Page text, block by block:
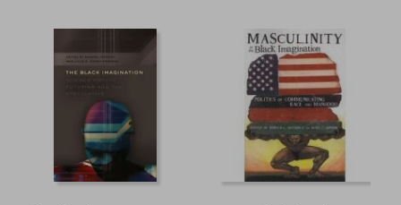
50%
dcto.
$ 1.000.403
$ 500.202
50%
dcto.